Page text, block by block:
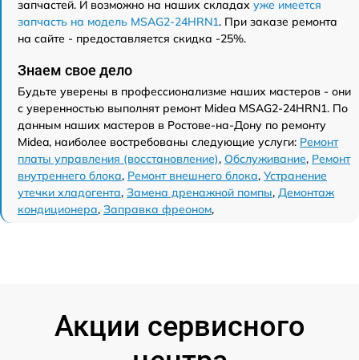
запчастей. И возможно на наших складах уже имеется
запчасть на модель MSAG2-24HRN1. При заказе ремонта
на сайте - предоставляется скидка -25%.
Знаем свое дело
Будьте уверены в профессионализме наших мастеров - они
с уверенностью выполнят ремонт Midea MSAG2-24HRN1. По
данным наших мастеров в Ростове-на-Дону по ремонту
Midea, наиболее востребованы следующие услуги: Ремонт
платы управления (восстановление), Обслуживание, Ремонт
внутреннего блока, Ремонт внешнего блока, Устранение
утечки хладогента, Замена дренажной помпы, Демонтаж
кондиционера, Заправка фреоном,
Акции сервисного